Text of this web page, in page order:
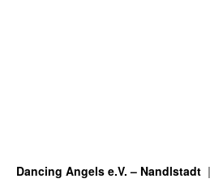
Dancing Angels e.V. – Nandlstadt